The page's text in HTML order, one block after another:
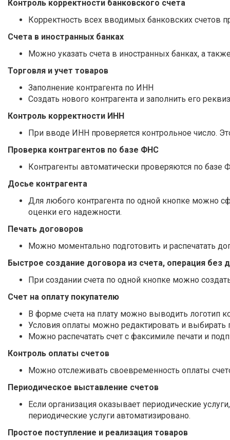
Контроль корректности банковского счета
Корректность всех вводимых банковских счетов
Счета в иностранных банках
Можно указать счета в иностранных банках, а
Торговля и учет товаров
Заполнение контрагента по ИНН
Создать нового контрагента и заполнить его
Контроль корректности ИНН
При вводе ИНН проверяется контрольное число.
Проверка контрагентов по базе ФНС
Контрагенты автоматически проверяются по базе
Досье контрагента
Для любого контрагента по одной кнопке можно
оценки его надежности.
Печать договоров
Можно моментально подготовить и распечатать
Быстрое создание договора из счета, операция без
При создании счета по одной кнопке можно
Счет на оплату покупателю
В форме счета на плату можно выводить логотип
Условия оплаты можно редактировать и выбирать
Можно распечатать счет с факсимиле печати и
Контроль оплаты счетов
Можно отслеживать своевременность оплаты
Периодическое выставление счетов
Если организация оказывает периодические
периодические услуги автоматизировано.
Простое поступление и реализация товаров